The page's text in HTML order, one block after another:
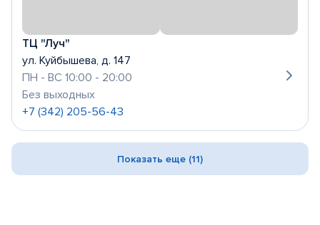
ТЦ "Луч"
ул. Куйбышева, д. 147
ПН - ВС 10:00 - 20:00
Без выходных
+7 (342) 205-56-43
Показать еще (11)